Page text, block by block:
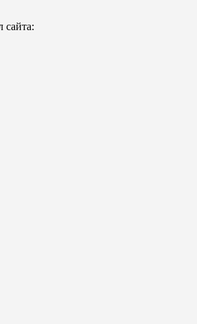
сайта: